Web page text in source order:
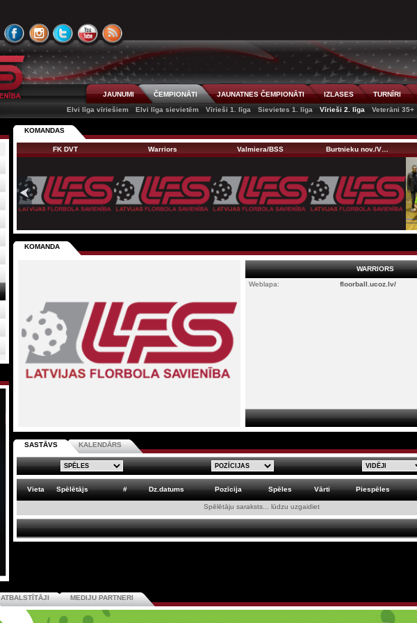
JAUNUMI ČEMPIONĀTI JAUNATNES ČEMPIONĀTI IZLASES TURNĪRI
Elvi līga vīriešiem
Elvi līga sievietēm Vīrieši 1. līga Sievietes 1. līga Vīrieši 2. līga Veterāni 35+
KOMANDAS
FK DVT Warriors Valmiera/BSS Burtnieku nov./V…
KOMANDA
WARRIORS
Weblapa:
floorball.ucoz.lv/
SASTĀVS KALENDĀRS
Vieta Spēlētājs # Dz.datums Pozīcija Spēles Vārti Piespēles
Spēlētāju saraksts... lūdzu uzgaidiet
ATBALSTĪTĀJI MEDIJU PARTNERI